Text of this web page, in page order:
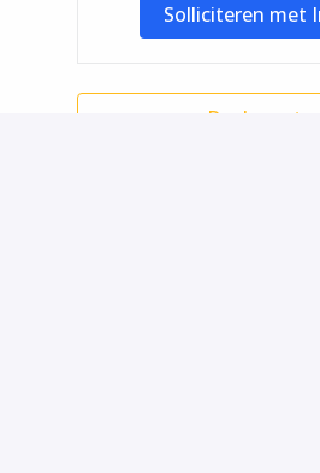
Solliciteren met
Deel vacature